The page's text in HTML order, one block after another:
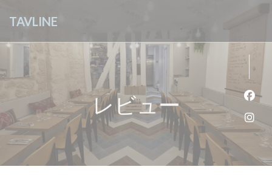
TAVLINE
レビュー